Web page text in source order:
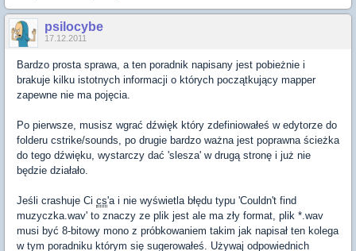
psilocybe
17.12.2011
Bardzo prosta sprawa, a ten poradnik napisany jest pobieżnie i
brakuje kilku istotnych informacji o których początkujący mapper
zapewne nie ma pojęcia.
Po pierwsze, musisz wgrać dźwięk który zdefiniowałeś w edytorze do
folderu cstrike/sounds, po drugie bardzo ważna jest poprawna ścieżka
do tego dźwięku, wystarczy dać 'slesza' w drugą stronę i już nie
będzie działało.
Jeśli crashuje Ci cs'a i nie wyświetla błędu typu 'Couldn't find
muzyczka.wav' to znaczy ze plik jest ale ma zły format, plik *.wav
musi być 8-bitowy mono z próbkowaniem takim jak napisał ten kolega
w tym poradniku którym się sugerowałeś. Używaj odpowiednich